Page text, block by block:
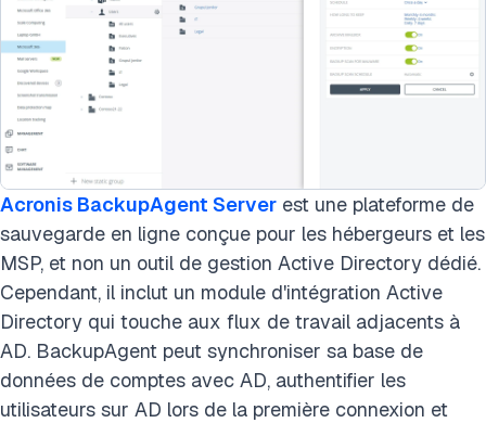
Acronis BackupAgent Server est une plateforme de
sauvegarde en ligne conçue pour les hébergeurs et les
MSP, et non un outil de gestion Active Directory dédié.
Cependant, il inclut un module d'intégration Active
Directory qui touche aux flux de travail adjacents à
AD. BackupAgent peut synchroniser sa base de
données de comptes avec AD, authentifier les
utilisateurs sur AD lors de la première connexion et